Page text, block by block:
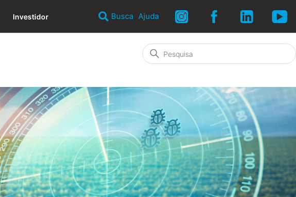
Investidor Busca Ajuda